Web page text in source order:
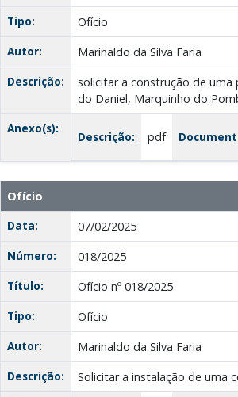
Tipo:
Ofício
Autor:
Marinaldo da Silva Faria
Descrição:
solicitar a construção de
do Daniel, Marquinho do
Anexo(s):
Descrição: pdf
Ofício
Data:
07/02/2025
Número:
018/2025
Título:
Ofício nº 018/2025
Tipo:
Ofício
Autor:
Marinaldo da Silva Faria
Descrição:
Solicitar a instalação de uma